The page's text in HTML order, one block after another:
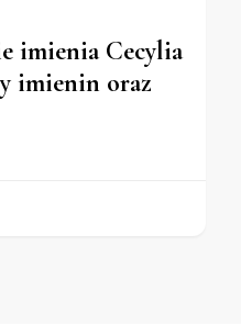
imienia Cecylia
imienin oraz